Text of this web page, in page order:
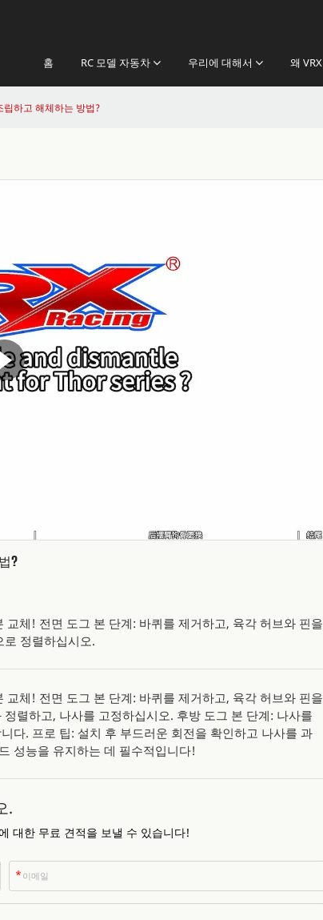
홈 RC 모델 자동차 우리에 대해서 왜 VRX
하고 해체하는 방법?
?
체! 전면 도그 본 단계: 바퀴를 제거하고, 육각 허브와 핀을
정렬하십시오.
체! 전면 도그 본 단계: 바퀴를 제거하고, 육각 허브와 핀을
렬하고, 나사를 고정하십시오. 후방 도그 본 단계: 나사를
다. 프로 팁: 설치 후 부드러운 회전을 확인하고 나사를 과
성능을 유지하는 데 필수적입니다!
.
대한 무료 견적을 보낼 수 있습니다!
*